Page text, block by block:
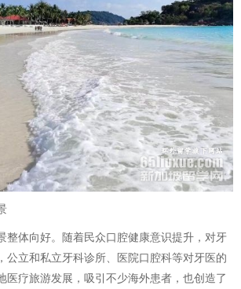
整体向好。随着民众口腔健康意识提升，对牙
公立和私立牙科诊所、医院口腔科等对牙医的
医疗旅游发展，吸引不少海外患者，也创造了